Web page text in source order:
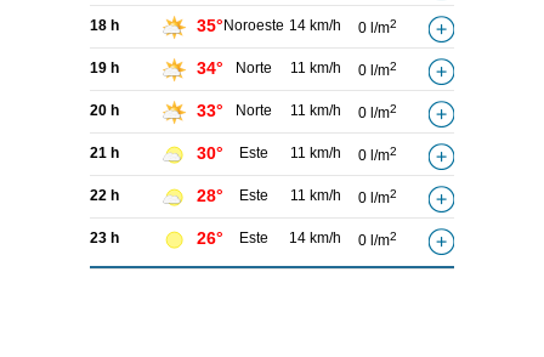
18 h 35° Noroeste 14 km/h 0 l/m2
19 h 34° Norte 11 km/h 0 l/m2
20 h 33° Norte 11 km/h 0 l/m2
21 h 30° Este 11 km/h 0 l/m2
22 h 28° Este 11 km/h 0 l/m2
23 h 26° Este 14 km/h 0 l/m2